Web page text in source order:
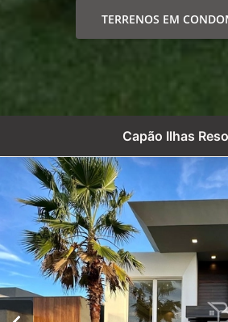
TERRENOS EM
Capão Ilhas